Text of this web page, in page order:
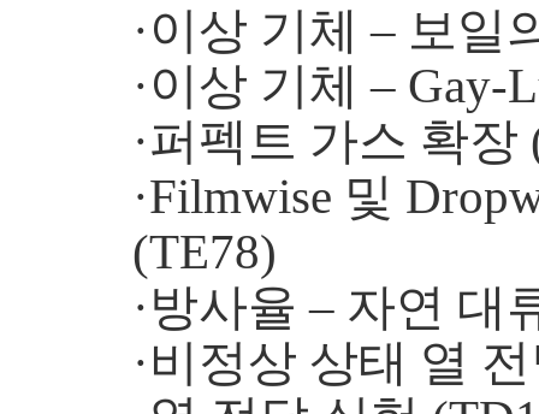
·이상 기체 – 보일
·이상 기체 – Gay-
·퍼펙트 가스 확장
·Filmwise 및
(TE78)
·방사율 – 자연 대
·비정상 상태 열